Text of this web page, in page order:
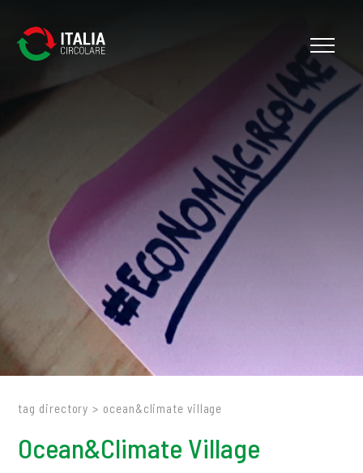
tag directory > ocean&climate village
Ocean&Climate Village